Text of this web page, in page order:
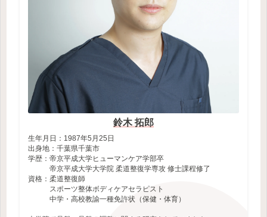
鈴木 拓郎
生年月日：1987年5月25日
出身地：千葉県千葉市
学歴：帝京平成大学ヒューマンケア学部卒
帝京平成大学大学院 柔道整復学専攻 修士課程修了
資格：柔道整復師
スポーツ整体ボディケアセラピスト
中学・高校教諭一種免許状（保健・体育）